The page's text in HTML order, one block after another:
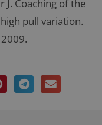
J. Coaching of the
pull variation.